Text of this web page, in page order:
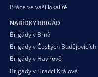
Práce ve vaší lokalitě
NABÍDKY BRIGÁD
Brigády v Brně
Brigády v Českých Budějovicích
Brigády v Havířově
Brigády v Hradci Králové